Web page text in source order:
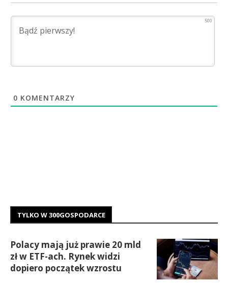
500
0 KOMENTARZY
TYLKO W 300GOSPODARCE
Polacy mają już prawie 20 mld
zł w ETF-ach. Rynek widzi
dopiero początek wzrostu